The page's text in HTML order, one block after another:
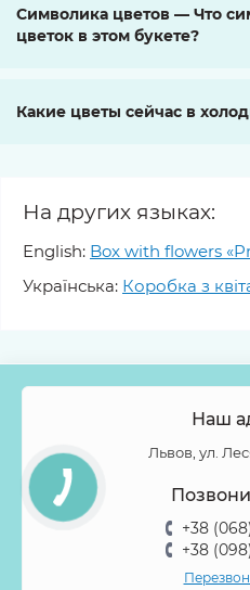
Символика цветов — Что
цветок в этом букете?
Какие цветы сейчас в
На других языках:
English: Box with flowers
Українська: Коробка з
Наш
Львов, ул.
+38
+38